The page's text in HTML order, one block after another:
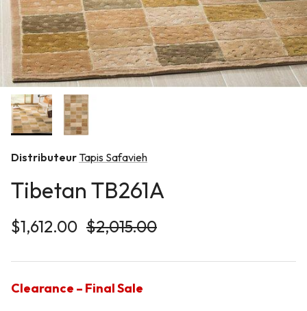
Distributeur Tapis Safavieh
Tibetan TB261A
Prix soldé
$1,612.00 Prix habituel
$2,015.00
Clearance – Final Sale